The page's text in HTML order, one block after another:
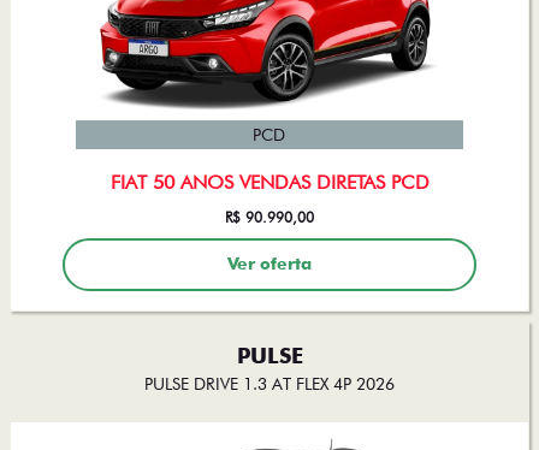
FIAT 50 ANOS VENDAS DIRETAS PCD
PCD
R$ 90.990,00
Ver oferta
PULSE
PULSE DRIVE 1.3 AT FLEX 4P 2026